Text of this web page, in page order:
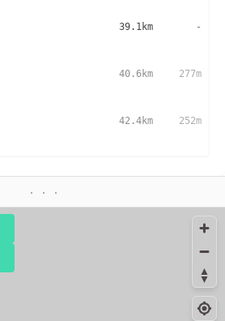
39.1km -
40.6km 277m
42.4km 252m